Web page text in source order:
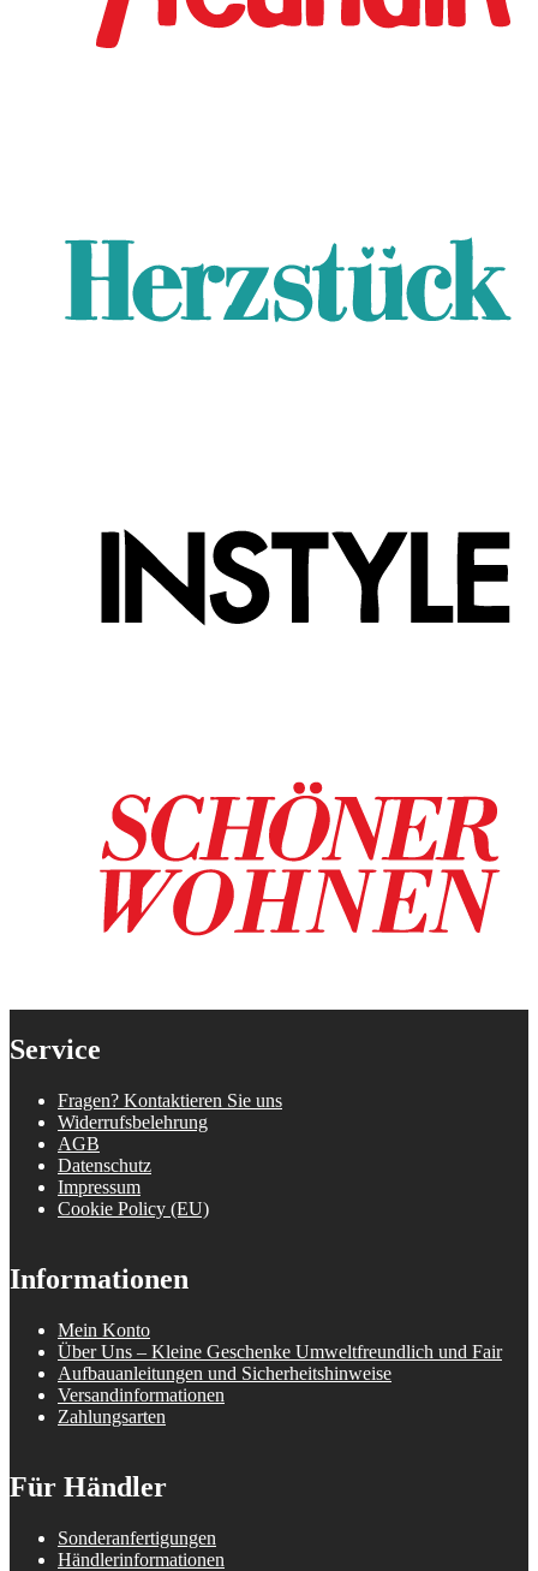
Service
Fragen? Kontaktieren Sie uns
Widerrufsbelehrung
AGB
Datenschutz
Impressum
Cookie Policy (EU)
Informationen
Mein Konto
Über Uns – Kleine Geschenke Umweltfreundlich und Fair
Aufbauanleitungen und Sicherheitshinweise
Versandinformationen
Zahlungsarten
Für Händler
Sonderanfertigungen
Händlerinformationen